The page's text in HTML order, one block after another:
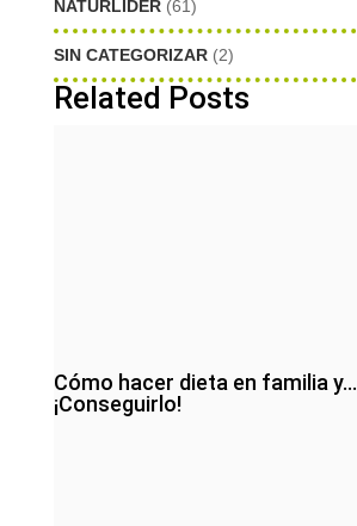
NATURLIDER (61)
SIN CATEGORIZAR (2)
Related Posts
Cómo hacer dieta en familia y…
¡Conseguirlo!